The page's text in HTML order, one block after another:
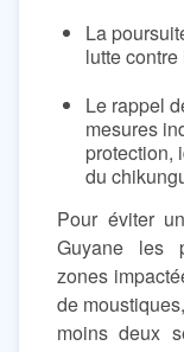
La
lutte
Le rappel
mesures
protection,
du
Pour éviter
Guyane les
zones
de
moins deux